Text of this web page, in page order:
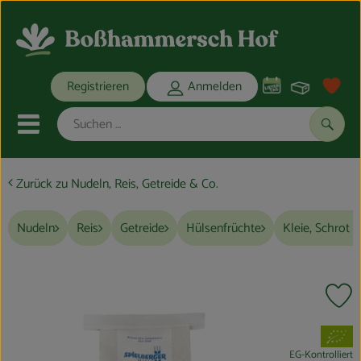
Registrieren Anmelden
Mobiles Menu öffnen oder
Bio-Kochkisten
Zurück zu Nudeln, Reis, Getreide & Co.
Nudeln Reis Getreide Hülsenfrüchte Kleie, Schrot
, Verband:
EG-Kontrolliert